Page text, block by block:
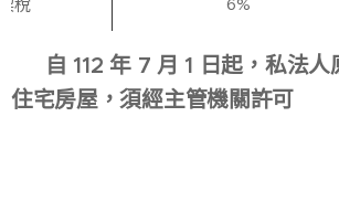
自 112 年 7 月 1 日起，私法
住宅房屋，須經主管機關許可